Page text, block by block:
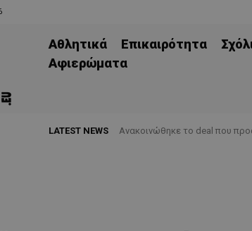
Αθλητικά Επικαιρότητα
Aφιερώματα
LATEST NEWS Aνακοινώθηκε το deal που